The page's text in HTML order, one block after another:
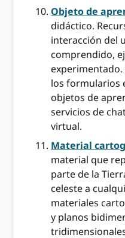
Objeto de
didáctico.
interacción del
comprendido,
los formularios
objetos de
servicios de
virtual.
Material
material que
parte de la
celeste a
materiales
y planos